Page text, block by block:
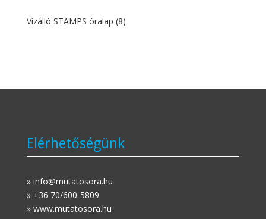
Vízálló STAMPS óralap (8)
Elérhetőségünk
» info@mutatosora.hu
» +36 70/600-5809
» www.mutatosora.hu